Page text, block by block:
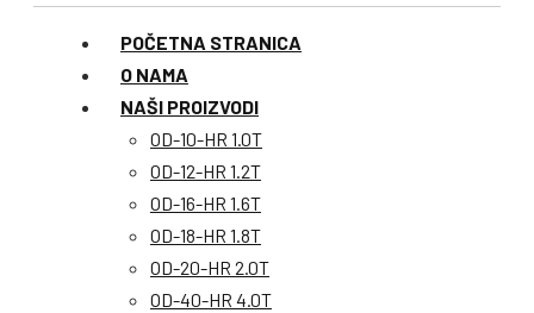
POČETNA STRANICA
O NAMA
NAŠI PROIZVODI
OD-10-HR 1.0T
OD-12-HR 1.2T
OD-16-HR 1.6T
OD-18-HR 1.8T
OD-20-HR 2.0T
OD-40-HR 4.0T